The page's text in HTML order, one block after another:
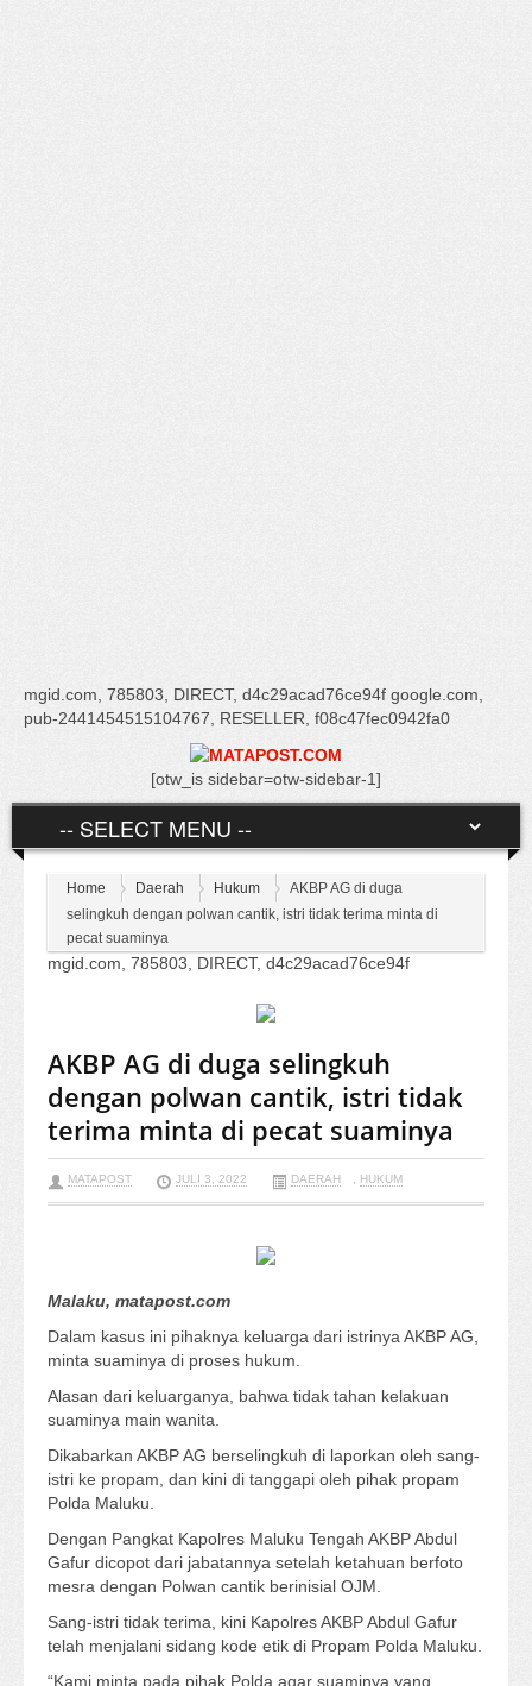
mgid.com, 785803, DIRECT, d4c29acad76ce94f google.com,
pub-2441454515104767, RESELLER, f08c47fec0942fa0
[otw_is sidebar=otw-sidebar-1]
Home Daerah Hukum
AKBP AG di duga
selingkuh dengan polwan cantik, istri tidak terima minta di
pecat suaminya
mgid.com, 785803, DIRECT, d4c29acad76ce94f
AKBP AG di duga selingkuh
dengan polwan cantik, istri tidak
terima minta di pecat suaminya
MATAPOST JULI 3, 2022 DAERAH , HUKUM
Malaku, matapost.com
Dalam kasus ini pihaknya keluarga dari istrinya AKBP AG,
minta suaminya di proses hukum.
Alasan dari keluarganya, bahwa tidak tahan kelakuan
suaminya main wanita.
Dikabarkan AKBP AG berselingkuh di laporkan oleh sang-
istri ke propam, dan kini di tanggapi oleh pihak propam
Polda Maluku.
Dengan Pangkat Kapolres Maluku Tengah AKBP Abdul
Gafur dicopot dari jabatannya setelah ketahuan berfoto
mesra dengan Polwan cantik berinisial OJM.
Sang-istri tidak terima, kini Kapolres AKBP Abdul Gafur
telah menjalani sidang kode etik di Propam Polda Maluku.
“Kami minta pada pihak Polda agar suaminya yang